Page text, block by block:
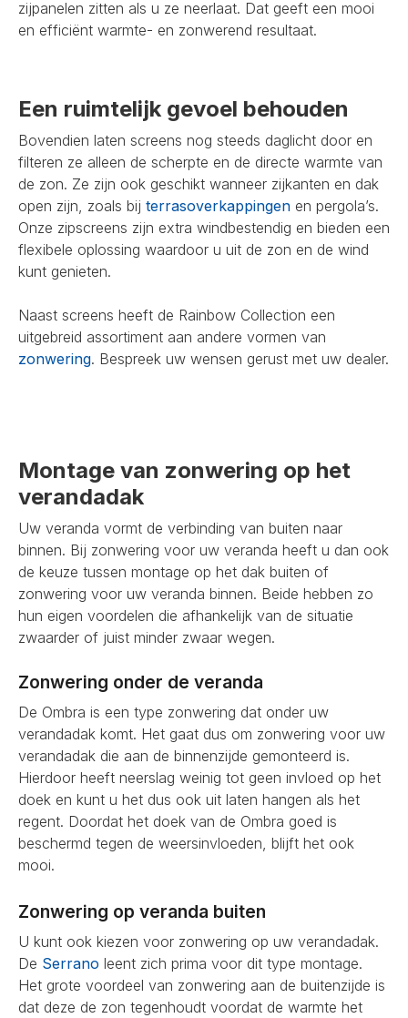
zijpanelen zitten als u ze neerlaat. Dat geeft een mooi
en efficiënt warmte- en zonwerend resultaat.
Een ruimtelijk gevoel behouden
Bovendien laten screens nog steeds daglicht door en
filteren ze alleen de scherpte en de directe warmte van
de zon. Ze zijn ook geschikt wanneer zijkanten en dak
open zijn, zoals bij terrasoverkappingen en pergola’s.
Onze zipscreens zijn extra windbestendig en bieden een
flexibele oplossing waardoor u uit de zon en de wind
kunt genieten.
Naast screens heeft de Rainbow Collection een
uitgebreid assortiment aan andere vormen van
zonwering. Bespreek uw wensen gerust met uw dealer.
Montage van zonwering op het
verandadak
Uw veranda vormt de verbinding van buiten naar
binnen. Bij zonwering voor uw veranda heeft u dan ook
de keuze tussen montage op het dak buiten of
zonwering voor uw veranda binnen. Beide hebben zo
hun eigen voordelen die afhankelijk van de situatie
zwaarder of juist minder zwaar wegen.
Zonwering onder de veranda
De Ombra is een type zonwering dat onder uw
verandadak komt. Het gaat dus om zonwering voor uw
verandadak die aan de binnenzijde gemonteerd is.
Hierdoor heeft neerslag weinig tot geen invloed op het
doek en kunt u het dus ook uit laten hangen als het
regent. Doordat het doek van de Ombra goed is
beschermd tegen de weersinvloeden, blijft het ook
mooi.
Zonwering op veranda buiten
U kunt ook kiezen voor zonwering op uw verandadak.
De Serrano leent zich prima voor dit type montage.
Het grote voordeel van zonwering aan de buitenzijde is
dat deze de zon tegenhoudt voordat de warmte het